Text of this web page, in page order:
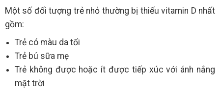
Một số đối tượng trẻ nhỏ thường bị thiếu vitamin D nhất
gồm:
Trẻ có màu da tối
Trẻ bú sữa mẹ
Trẻ không được hoặc ít được tiếp xúc với ánh nắng
mặt trời